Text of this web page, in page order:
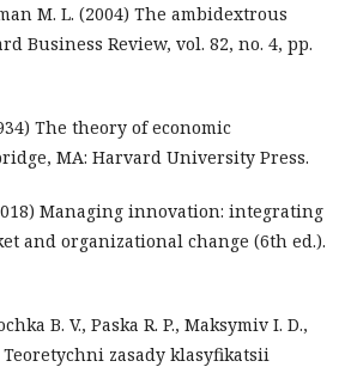
M. L. (2004) The ambidextrous
Business Review, vol. 82, no. 4, pp.
The theory of economic
MA: Harvard University Press.
Managing innovation: integrating
and organizational change (6th ed.).
B. V., Paska R. P., Maksymiv I. D.,
Teoretychni zasady klasyfikatsii